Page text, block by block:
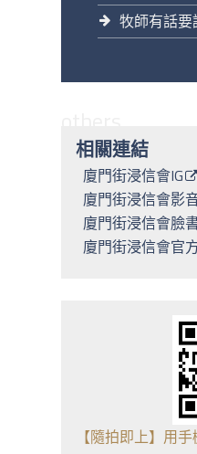
牧師有話要
相關連結
廈門街浸信會IG
廈門街浸信會影
廈門街浸信會臉
廈門街浸信會官
【隨拍即上】用